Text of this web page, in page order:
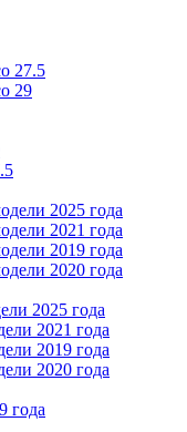
27.5
29
2025 года
2021 года
2019 года
2020 года
2025 года
2021 года
2019 года
2020 года
года